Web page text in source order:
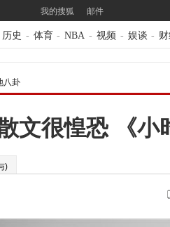
我的搜狐 邮件
历史 - 体育 - NBA - 视频 - 娱谈 -
八卦
文很惶恐 《小
)